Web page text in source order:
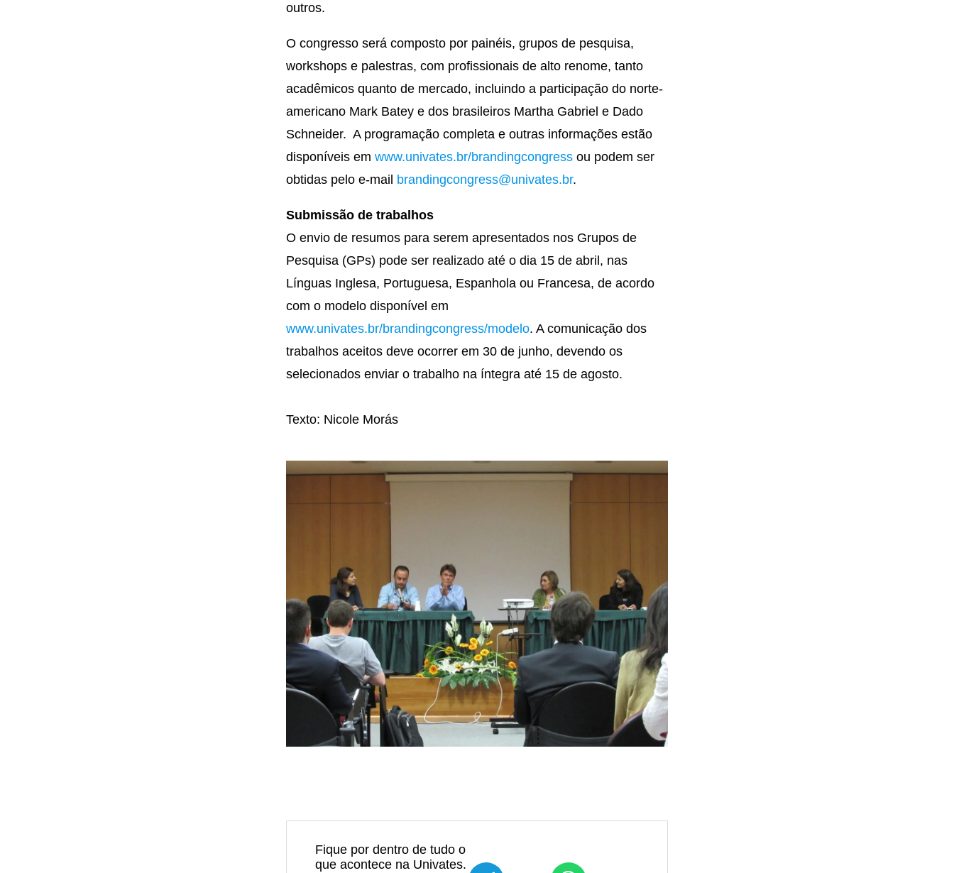
outros.
O congresso será composto por painéis, grupos de pesquisa,
workshops e palestras, com profissionais de alto renome, tanto
acadêmicos quanto de mercado, incluindo a participação do norte-
americano Mark Batey e dos brasileiros Martha Gabriel e Dado
Schneider. A programação completa e outras informações estão
disponíveis emwww.univates.br/brandingcongress ou podem ser
obtidas pelo e-mail brandingcongress@univates.br.
Submissão de trabalhos
O envio de resumos para serem apresentados nos Grupos de
Pesquisa (GPs) pode ser realizado até o dia 15 de abril, nas
Línguas Inglesa, Portuguesa, Espanhola ou Francesa, de acordo
com o modelo disponível em
www.univates.br/brandingcongress/modelo. A comunicação dos
trabalhos aceitos deve ocorrer em 30 de junho, devendo os
selecionados enviar o trabalho na íntegra até 15 de agosto.
Texto: Nicole Morás
Fique por dentro de tudo o
que acontece na Univates.